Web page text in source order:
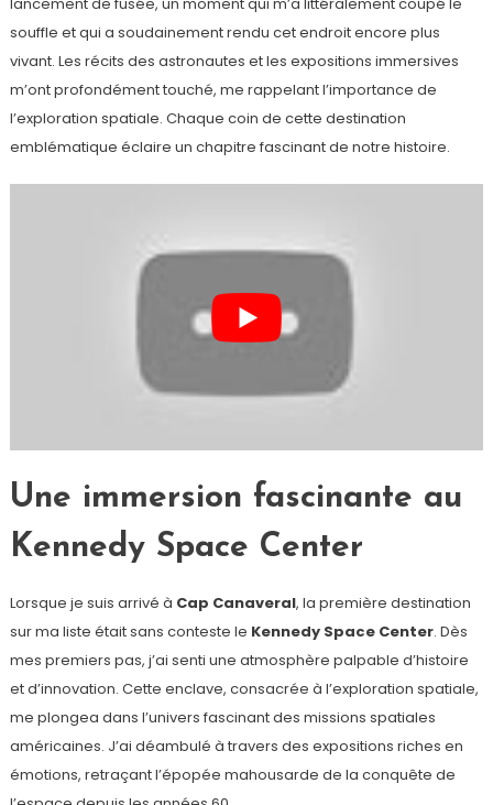
souffle et qui a soudainement rendu cet endroit encore plus
vivant. Les récits des astronautes et les expositions immersives
m’ont profondément touché, me rappelant l’importance de
l’exploration spatiale. Chaque coin de cette destination
emblématique éclaire un chapitre fascinant de notre histoire.
Une immersion fascinante au
Kennedy Space Center
Lorsque je suis arrivé à Cap Canaveral, la première destination
sur ma liste était sans conteste le Kennedy Space Center. Dès
mes premiers pas, j’ai senti une atmosphère palpable d’histoire
et d’innovation. Cette enclave, consacrée à l’exploration spatiale,
me plongea dans l’univers fascinant des missions spatiales
américaines. J’ai déambulé à travers des expositions riches en
émotions, retraçant l’épopée mahousarde de la conquête de